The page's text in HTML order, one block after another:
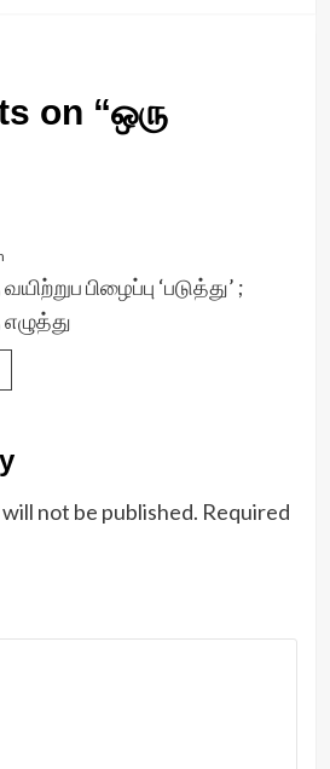
on “ஒரு
பிழைப்பு ‘படுத்து’ ;
எழுத்து
not be published. Required